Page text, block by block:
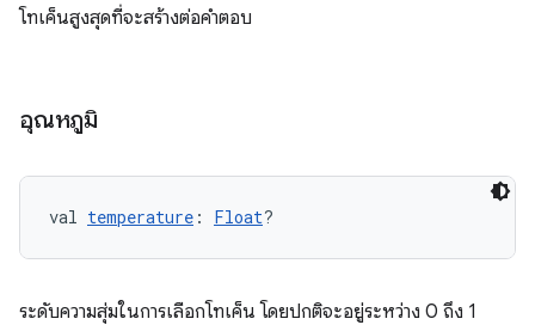
โทเค็นสูงสุดที่จะสร้างต่อคำตอบ
อุณหภูมิ
val temperature : Float?
ระดับความสุ่มในการเลือกโทเค็น โดยปกติจะอยู่ระหว่าง 0 ถึง 1